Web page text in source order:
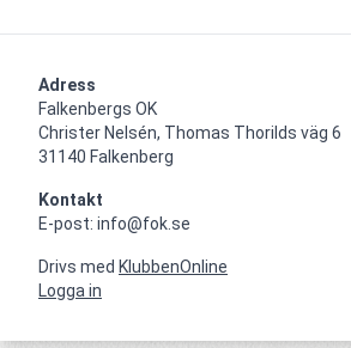
Adress
Falkenbergs OK
Christer Nelsén, Thomas Thorilds väg 6
31140 Falkenberg
Kontakt
E-post: info@fok.se
Drivs med KlubbenOnline
Logga in